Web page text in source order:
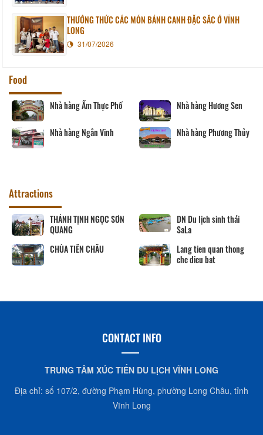
THƯỞNG THỨC CÁC MÓN BÁNH CANH ĐẶC SẮC Ở VĨNH
LONG
31/07/2026
Food
Nhà hàng Ẩm Thực Phố Nhà hàng Hương Sen
Nhà hàng Ngân Vinh Nhà hàng Phương Thủy
Attractions
THÁNH TỊNH NGỌC SƠN
QUANG
DN Du lịch sinh thái
SaLa
CHÙA TIÊN CHÂU
Lang tien quan thong
che dieu bat
CONTACT INFO
TRUNG TÂM XÚC TIẾN DU LỊCH VĨNH LONG
Địa chỉ: số 107/2, đường Phạm Hùng, phường Long Châu, tỉnh
Vĩnh Long